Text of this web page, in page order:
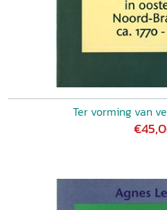
Ter vorming van